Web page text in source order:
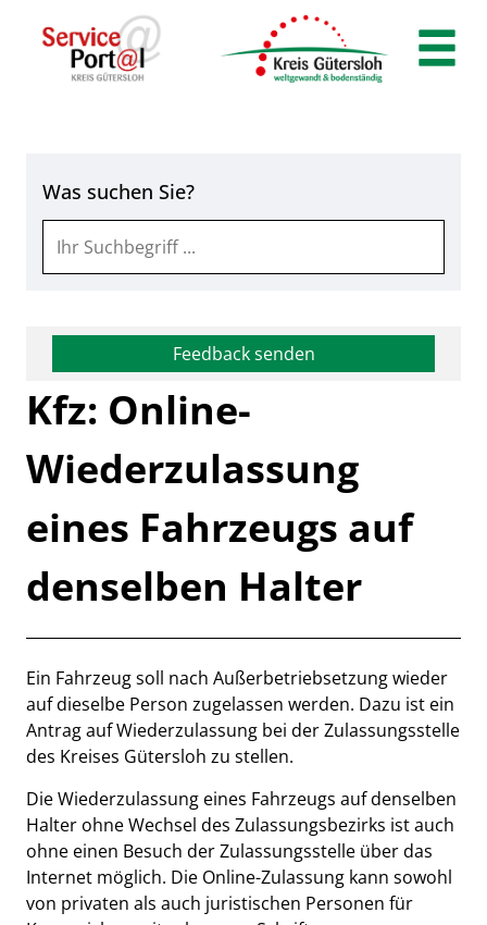
Zum Hauptinhalt springen
Zum Hauptinhalt
Was suchen Sie?
Feedback senden
Kfz: Online-
Wiederzulassung
eines Fahrzeugs auf
denselben Halter
Kurzbeschreibung
Beschreibung
Ein Fahrzeug soll nach Außerbetriebsetzung wieder
auf dieselbe Person zugelassen werden. Dazu ist ein
Antrag auf Wiederzulassung bei der Zulassungsstelle
des Kreises Gütersloh zu stellen.
Die Wiederzulassung eines Fahrzeugs auf denselben
Halter ohne Wechsel des Zulassungsbezirks ist auch
ohne einen Besuch der Zulassungsstelle über das
Internet möglich. Die Online-Zulassung kann sowohl
von privaten als auch juristischen Personen für